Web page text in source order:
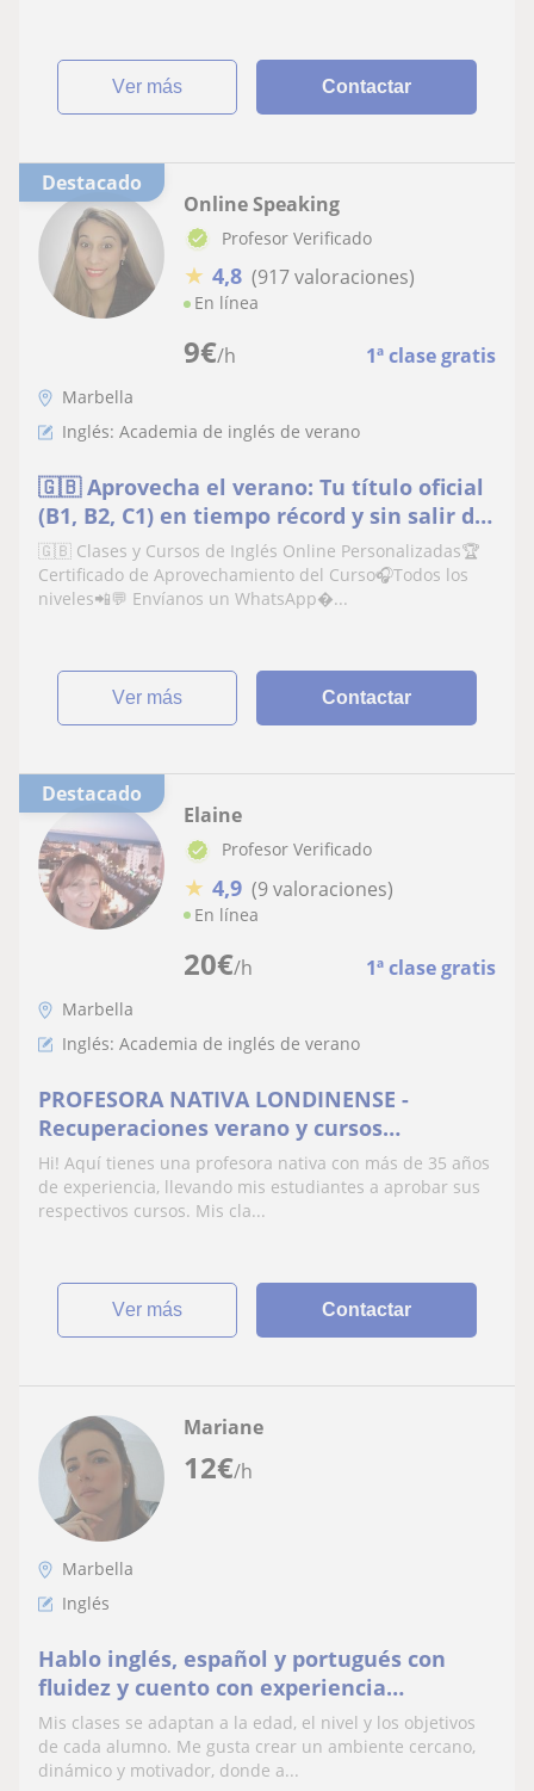
ver más Contactar
Destacado
9€/h 1ª clase gratis
Online Speaking
Profesor Verificado
★ 4,8 (917 valoraciones)
En línea
Marbella
Inglés: Academia de inglés de verano
🇬🇧 Aprovecha el verano: Tu título oficial
(B1, B2, C1) en tiempo récord y sin salir de
casa
🇬🇧 Clases y Cursos de Inglés Online Personalizadas🏆
Certificado de Aprovechamiento del Curso🎧Todos los
niveles📲💬 Envíanos un WhatsApp�...
ver más Contactar
Destacado
20€/h 1ª clase gratis
Elaine
Profesor Verificado
★ 4,9 (9 valoraciones)
En línea
Marbella
Inglés: Academia de inglés de verano
PROFESORA NATIVA LONDINENSE -
Recuperaciones verano y cursos
intensivos de conversación
Hi! Aquí tienes una profesora nativa con más de 35 años
de experiencia, llevando mis estudiantes a aprobar sus
respectivos cursos. Mis cla...
ver más Contactar
12€/h
Mariane
Marbella
Inglés
Hablo inglés, español y portugués con
fluidez y cuento con experiencia
internacional en entornos
multiculturales.
Mis clases se adaptan a la edad, el nivel y los objetivos
de cada alumno. Me gusta crear un ambiente cercano,
dinámico y motivador, donde a...